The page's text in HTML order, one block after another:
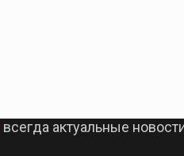
всегда актуальные